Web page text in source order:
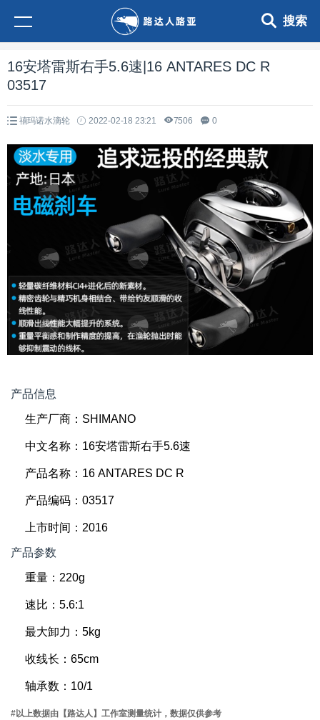
搜索
16安塔雷斯右手5.6速|16 ANTARES DC R
03517
禧玛诺水滴轮 2022-02-18 23:21 7506 0
产品信息
生产厂商：SHIMANO
中文名称：16安塔雷斯右手5.6速
产品名称：16 ANTARES DC R
产品编码：03517
上市时间：2016
产品参数
重量：220g
速比：5.6:1
最大卸力：5kg
收线长：65cm
轴承数：10/1
#以上数据由【路达人】工作室测量统计，数据仅供参考